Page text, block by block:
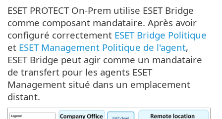
ESET PROTECT On-Prem utilise ESET Bridge
comme composant mandataire. Après avoir
configuré correctement ESET Bridge Politique
et ESET Management Politique de l'agent,
ESET Bridge peut agir comme un mandataire
de transfert pour les agents ESET
Management situé dans un emplacement
distant.